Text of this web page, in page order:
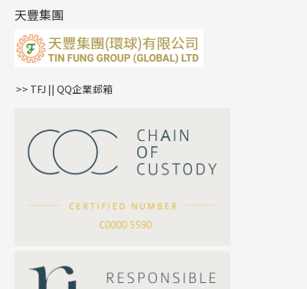
公司名稱
雙十字鏈系列
水波鏈系列
蛇骨鏈系列
鏈尾系列
嘴唇鏈系列
S車花鏈系列
珍珠鏈系列
坦克鏈系列
滿天星鏈系列
方假繩鏈系列
耳環扣系列
耳綫/耳鈎系列
耳環爪頭
耳環
字母吊墜
相盒吊墜
項鏈吊墜
生肖吊墜
星座吊墜
珠扣
天豐集團
>> TFJ || QQ企業郵箱